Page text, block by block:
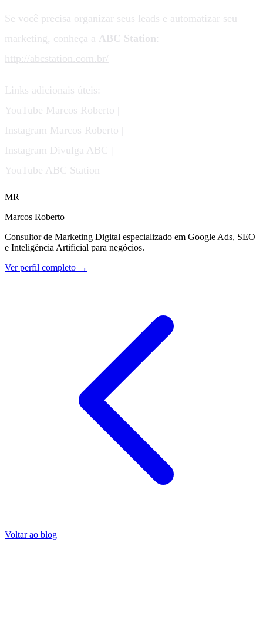
Se você precisa organizar seus leads e automatizar seu
marketing, conheça a ABC Station:
http://abcstation.com.br/
Links adicionais úteis:
YouTube Marcos Roberto |
Instagram Marcos Roberto |
Instagram Divulga ABC |
YouTube ABC Station
MR
Marcos Roberto
Consultor de Marketing Digital especializado em Google Ads, SEO
e Inteligência Artificial para negócios.
Ver perfil completo →
Voltar ao blog